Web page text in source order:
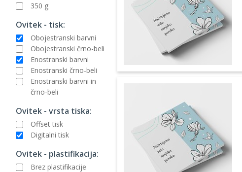
350 g
Ovitek - tisk:
Obojestranski barvni
Obojestranski črno-beli
Enostranski barvni
Enostranski črno-beli
Enostranski barvni in
črno-beli
Ovitek - vrsta tiska:
Offset tisk
Digitalni tisk
Ovitek - plastifikacija:
Brez plastifikacije